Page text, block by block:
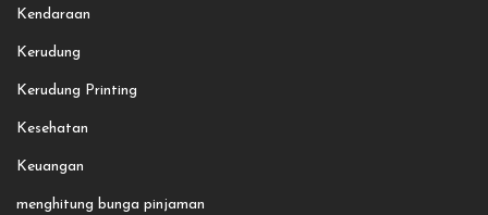
Kendaraan
Kerudung
Kerudung Printing
Kesehatan
Keuangan
menghitung bunga pinjaman